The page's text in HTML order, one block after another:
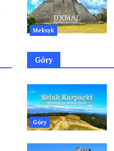
Meksyk
Góry
Góry